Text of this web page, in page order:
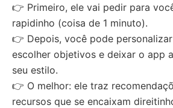
👉 Primeiro, ele vai pedir para
rapidinho (coisa de 1 minuto).
👉 Depois, você pode
escolher objetivos e deixar o app
seu estilo.
👉 O melhor: ele traz
recursos que se encaixam